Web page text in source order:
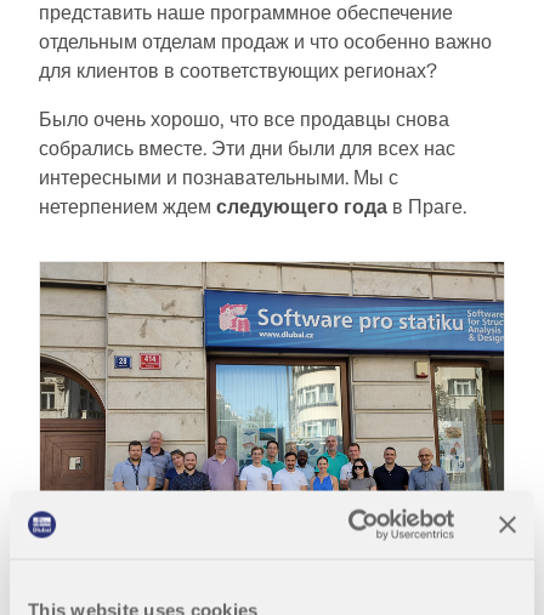
This website uses cookies
Открыть для себя API
Документация по API
Указатель
Применение
Объекты моделей
Подписки и цены
Примеры
МКЭ для стальных соединений
Проектирование и анализ стальных соединений с
представить наше программное обеспечение
отдельным отделам продаж и что особенно важно
для клиентов в соответствующих регионах?
Было очень хорошо, что все продавцы снова
собрались вместе. Эти дни были для всех нас
интересными и познавательными. Мы с
нетерпением ждем следующего года в Праге.